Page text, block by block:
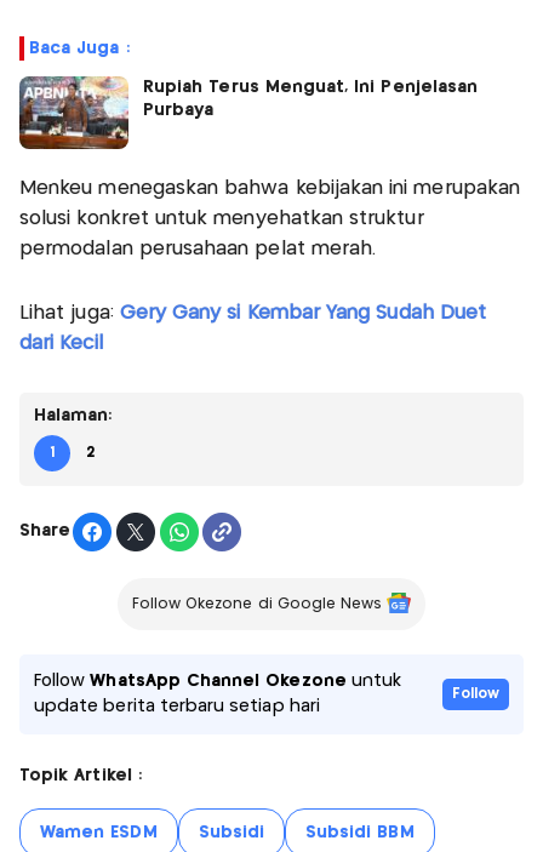
Baca Juga :
Rupiah Terus Menguat, Ini Penjelasan
Purbaya
Menkeu menegaskan bahwa kebijakan ini merupakan
solusi konkret untuk menyehatkan struktur
permodalan perusahaan pelat merah.
Lihat juga: Gery Gany si Kembar Yang Sudah Duet
dari Kecil
Halaman:
1 2
Share
Follow Okezone di Google News
FollowWhatsApp Channel Okezone untuk
update berita terbaru setiap hari
Follow
Topik Artikel :
Wamen ESDM Subsidi Subsidi BBM